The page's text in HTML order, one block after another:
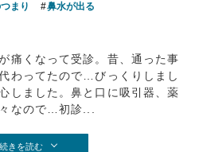
まり 鼻水が出る
痛くなって受診。昔、通った事
わってたので…びっくりしまし
しました。鼻と口に吸引器、薬
なので…初診...
続きを読む